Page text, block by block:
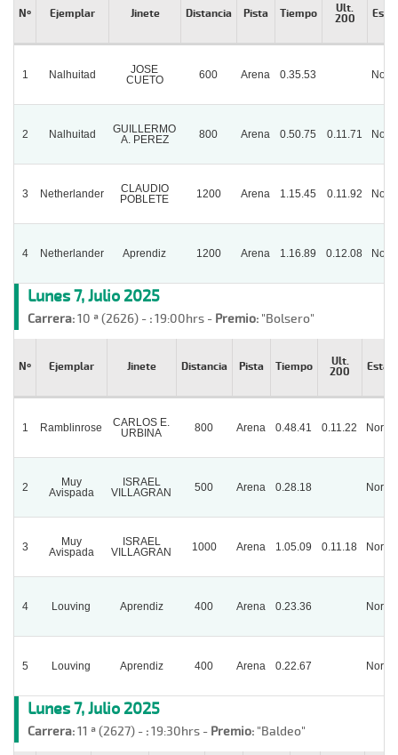
Nº Ejemplar Jinete Distancia Pista Tiempo
Ult.
200
1 Nalhuitad
JOSE
CUETO
600 Arena 0.35.53
2 Nalhuitad
GUILLERMO
A. PEREZ
800 Arena 0.50.75 0.11.71
3 Netherlander
CLAUDIO
POBLETE
1200 Arena 1.15.45 0.11.92
4 Netherlander Aprendiz 1200 Arena 1.16.89 0.12.08
Lunes 7, Julio 2025
Carrera:10 ª (2626) - :19:00hrs - Premio: "Bolsero"
Nº Ejemplar Jinete Distancia Pista Tiempo
Ult.
200
1 Ramblinrose
CARLOS E.
URBINA
800 Arena 0.48.41 0.11.22
2
Muy
Avispada
ISRAEL
VILLAGRAN
500 Arena 0.28.18
3
Muy
Avispada
ISRAEL
VILLAGRAN
1000 Arena 1.05.09 0.11.18
4 Louving Aprendiz 400 Arena 0.23.36
5 Louving Aprendiz 400 Arena 0.22.67
Lunes 7, Julio 2025
Carrera:11 ª (2627) - :19:30hrs - Premio: "Baldeo"